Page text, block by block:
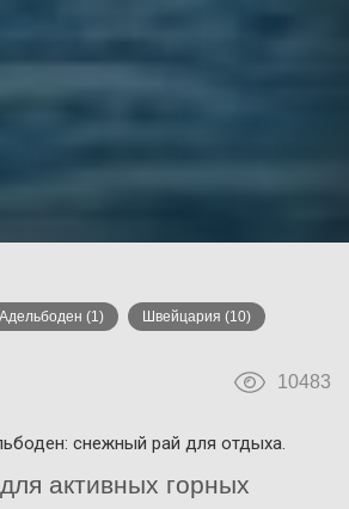
Адельбоден (1) Швейцария (10)
10483
снежный рай для отдыха.
активных горных